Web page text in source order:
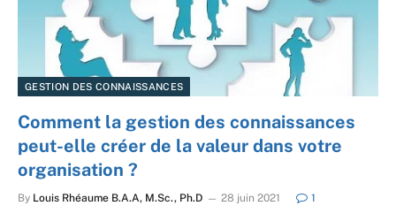
GESTION DES CONNAISSANCES
Comment la gestion des connaissances
peut-elle créer de la valeur dans votre
organisation ?
By Louis Rhéaume B.A.A, M.Sc., Ph.D 28 juin 2021 1